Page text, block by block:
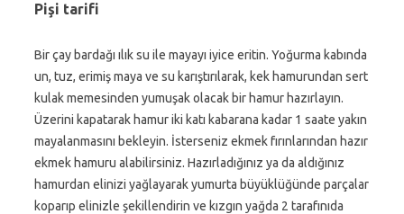
Pişi tarifi
Bir çay bardağı ılık su ile mayayı iyice eritin. Yoğurma kabında
un, tuz, erimiş maya ve su karıştırılarak, kek hamurundan sert
kulak memesinden yumuşak olacak bir hamur hazırlayın.
Üzerini kapatarak hamur iki katı kabarana kadar 1 saate yakın
mayalanmasını bekleyin. İsterseniz ekmek fırınlarından hazır
ekmek hamuru alabilirsiniz. Hazırladığınız ya da aldığınız
hamurdan elinizi yağlayarak yumurta büyüklüğünde parçalar
koparıp elinizle şekillendirin ve kızgın yağda 2 tarafınıda